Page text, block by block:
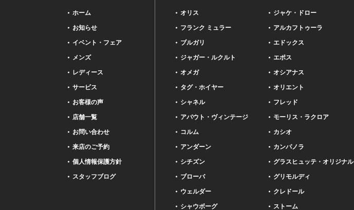
ホーム
お知らせ
イベント・フェア
メンズ
レディース
サービス
お客様の声
店舗一覧
お問い合わせ
来店のご予約
個人情報保護方針
スタッフブログ
オリス
フランク ミュラー
ブルガリ
ジャガー・ルクルト
オメガ
タグ・ホイヤー
シャネル
アバウト・ヴィンテージ
コルム
アンダーン
シチズン
ブローバ
ウェルダー
シャウボーグ
ジャケ・ドロー
アルカフトゥーラ
エドックス
エポス
オシアナス
オリエント
フレッド
モーリス・ラクロア
カシオ
カンパノラ
グラスヒュッテ・オリジナル
グリモルディ
クレドール
ストーム